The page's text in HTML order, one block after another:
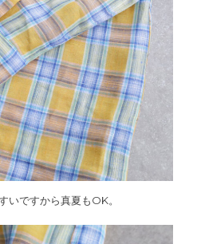
いですから真夏もOK。